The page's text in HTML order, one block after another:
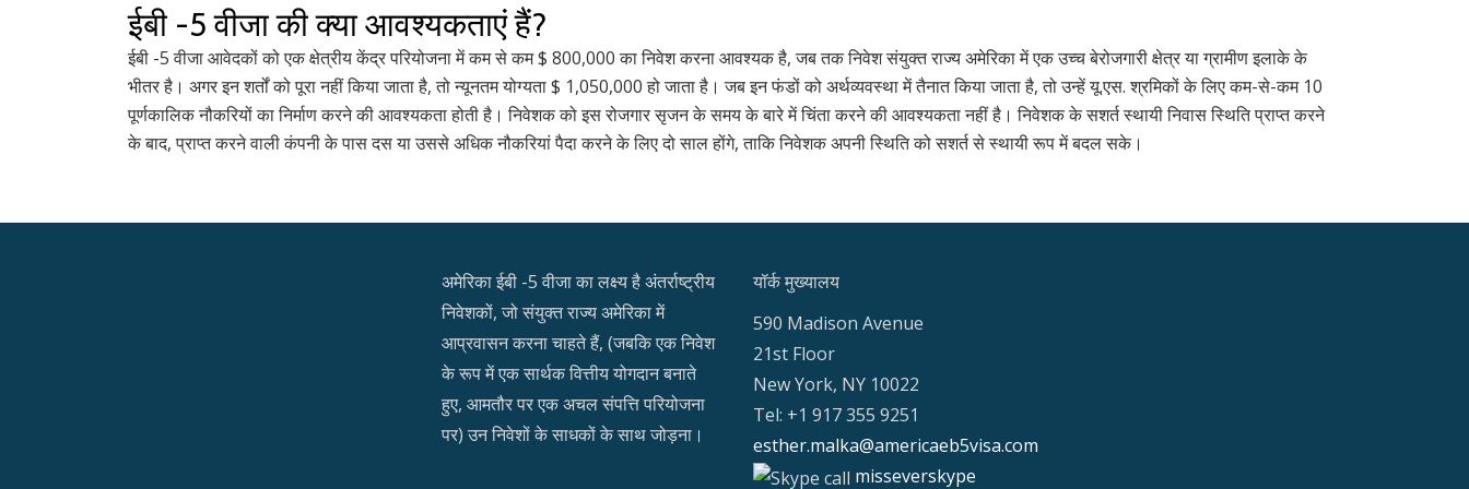
ईबी -5 वीजा की क्या आवश्यकताएं हैं?
ईबी -5 वीजा आवेदकों को एक क्षेत्रीय केंद्र परियोजना में कम से कम $ 800,000 का निवेश करना आवश्यक है, जब तक निवेश संयुक्त राज्य अमेरिका में एक उच्च बेरोजगारी क्षेत्र या ग्रामीण इलाके के
भीतर है। अगर इन शर्तों को पूरा नहीं किया जाता है, तो न्यूनतम योग्यता $ 1,050,000 हो जाता है। जब इन फंडों को अर्थव्यवस्था में तैनात किया जाता है, तो उन्हें यू.एस. श्रमिकों के लिए कम-से-कम 10
पूर्णकालिक नौकरियों का निर्माण करने की आवश्यकता होती है। निवेशक को इस रोजगार सृजन के समय के बारे में चिंता करने की आवश्यकता नहीं है। निवेशक के सशर्त स्थायी निवास स्थिति प्राप्त करने
के बाद, प्राप्त करने वाली कंपनी के पास दस या उससे अधिक नौकरियां पैदा करने के लिए दो साल होंगे, ताकि निवेशक अपनी स्थिति को सशर्त से स्थायी रूप में बदल सके।
अमेरिका ईबी -5 वीजा का लक्ष्य है अंतर्राष्ट्रीय
निवेशकों, जो संयुक्त राज्य अमेरिका में
आप्रवासन करना चाहते हैं, (जबकि एक निवेश
के रूप में एक सार्थक वित्तीय योगदान बनाते
हुए, आमतौर पर एक अचल संपत्ति परियोजना
पर) उन निवेशों के साधकों के साथ जोड़ना।
यॉर्क मुख्यालय
590 Madison Avenue
21st Floor
New York, NY 10022
Tel: +1 917 355 9251
esther.malka@americaeb5visa.com
misseverskype